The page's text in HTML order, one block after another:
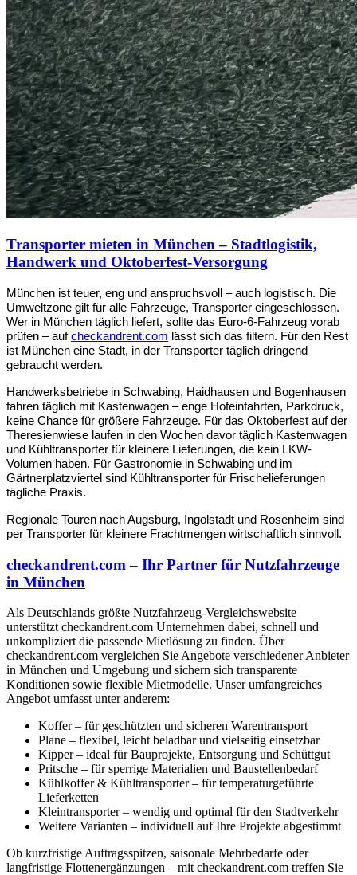
Transporter mieten in München – Stadtlogistik,
Handwerk und Oktoberfest-Versorgung
München ist teuer, eng und anspruchsvoll – auch logistisch. Die
Umweltzone gilt für alle Fahrzeuge, Transporter eingeschlossen.
Wer in München täglich liefert, sollte das Euro-6-Fahrzeug vorab
prüfen – auf checkandrent.com lässt sich das filtern. Für den Rest
ist München eine Stadt, in der Transporter täglich dringend
gebraucht werden.
Handwerksbetriebe in Schwabing, Haidhausen und Bogenhausen
fahren täglich mit Kastenwagen – enge Hofeinfahrten, Parkdruck,
keine Chance für größere Fahrzeuge. Für das Oktoberfest auf der
Theresienwiese laufen in den Wochen davor täglich Kastenwagen
und Kühltransporter für kleinere Lieferungen, die kein LKW-
Volumen haben. Für Gastronomie in Schwabing und im
Gärtnerplatzviertel sind Kühltransporter für Frischelieferungen
tägliche Praxis.
Regionale Touren nach Augsburg, Ingolstadt und Rosenheim sind
per Transporter für kleinere Frachtmengen wirtschaftlich sinnvoll.
checkandrent.com – Ihr Partner für Nutzfahrzeuge
in München
Als Deutschlands größte Nutzfahrzeug-Vergleichswebsite
unterstützt checkandrent.com Unternehmen dabei, schnell und
unkompliziert die passende Mietlösung zu finden. Über
checkandrent.com vergleichen Sie Angebote verschiedener Anbieter
in München und Umgebung und sichern sich transparente
Konditionen sowie flexible Mietmodelle. Unser umfangreiches
Angebot umfasst unter anderem:
Koffer – für geschützten und sicheren Warentransport
Plane – flexibel, leicht beladbar und vielseitig einsetzbar
Kipper – ideal für Bauprojekte, Entsorgung und Schüttgut
Pritsche – für sperrige Materialien und Baustellenbedarf
Kühlkoffer & Kühltransporter – für temperaturgeführte
Lieferketten
Kleintransporter – wendig und optimal für den Stadtverkehr
Weitere Varianten – individuell auf Ihre Projekte abgestimmt
Ob kurzfristige Auftragsspitzen, saisonale Mehrbedarfe oder
langfristige Flottenergänzungen – mit checkandrent.com treffen Sie